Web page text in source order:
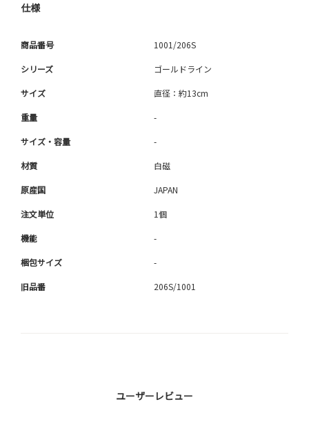
仕様
商品番号 1001/206S
シリーズ ゴールドライン
サイズ 直径：約13cm
重量 -
サイズ・容量 -
材質 白磁
原産国 JAPAN
注文単位 1個
機能 -
梱包サイズ -
旧品番 206S/1001
ユーザーレビュー